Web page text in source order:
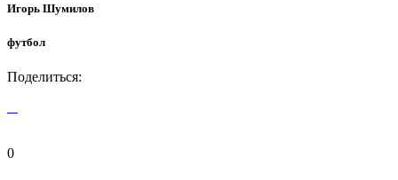
Игорь Шумилов
футбол
Поделиться:
0